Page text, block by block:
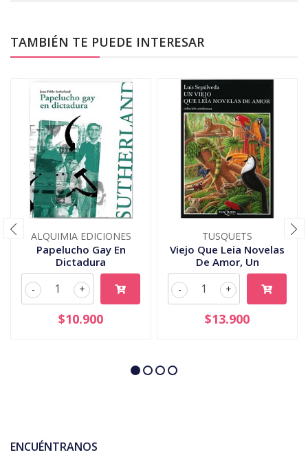
TAMBIÉN TE PUEDE INTERESAR
ALQUIMIA EDICIONES
Papelucho Gay En
Dictadura
+
-
$10.900
TUSQUETS
Viejo Que Leia Novelas
De Amor, Un
+
-
$13.900
ENCUÉNTRANOS